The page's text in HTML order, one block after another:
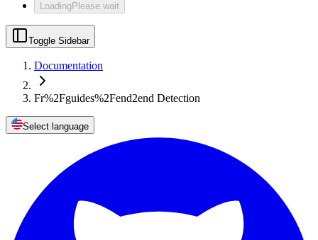
LoadingPlease wait
Toggle Sidebar
Documentation
Fr%2Fguides%2Fend2end Detection
Select language